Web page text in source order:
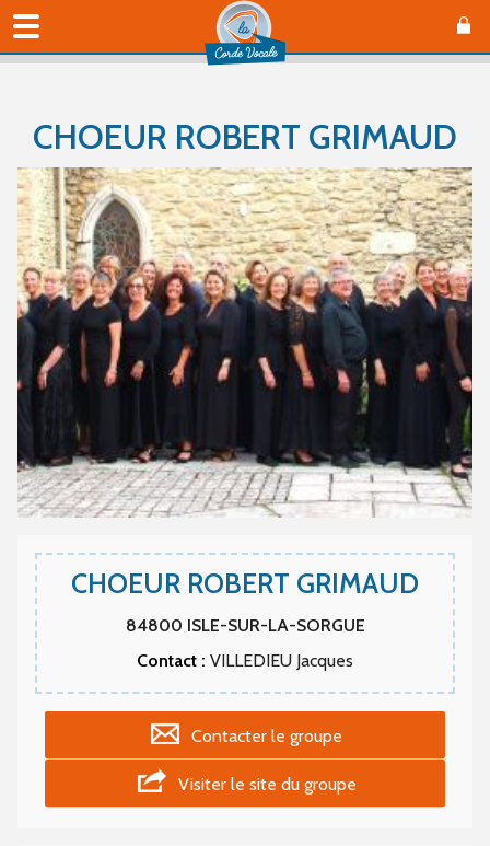
CHOEUR ROBERT GRIMAUD
CHOEUR ROBERT GRIMAUD
84800 ISLE-SUR-LA-SORGUE
Contact : VILLEDIEU Jacques
Contacter le groupe
Visiter le site du groupe